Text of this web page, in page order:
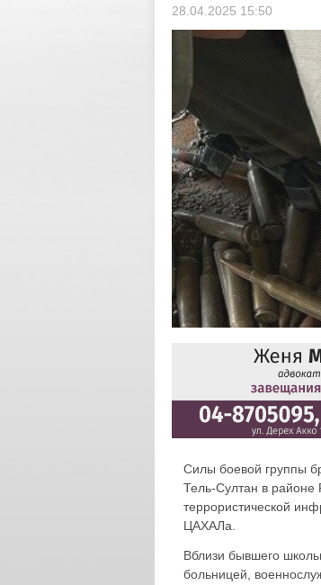
28.04.2025 15:50
Силы боевой группы
Тель-Султан в
террористической
ЦАХАЛа.
Вблизи бывшего
больницей,